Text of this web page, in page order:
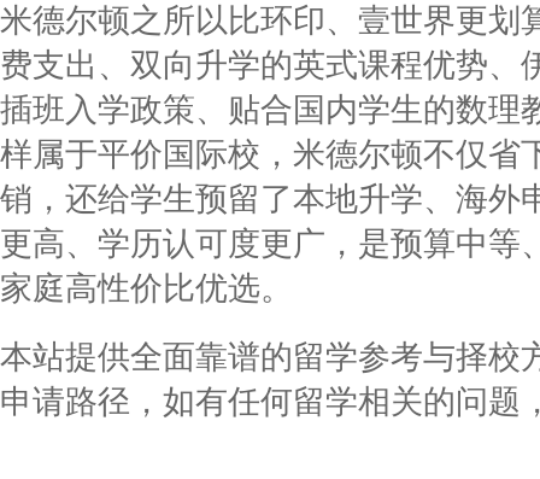
米德尔顿之所以比环印、壹世界更划
费支出、双向升学的英式课程优势、
插班入学政策、贴合国内学生的数理
样属于平价国际校，米德尔顿不仅省
销，还给学生预留了本地升学、海外
更高、学历认可度更广，是预算中等
家庭高性价比优选。
本站提供全面靠谱的留学参考与择校
申请路径，如有任何留学相关的问题